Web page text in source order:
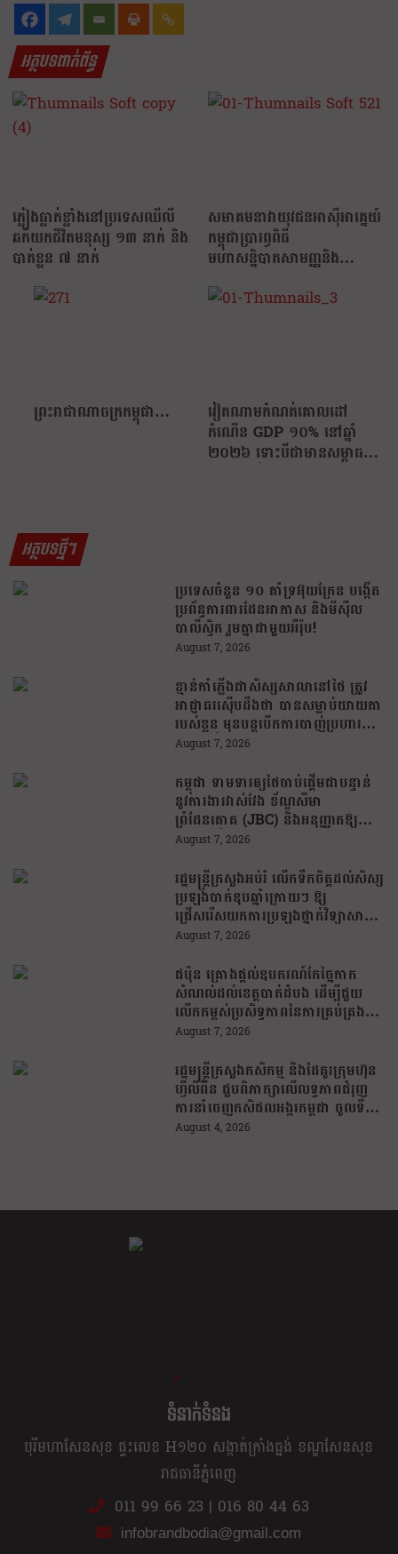
អត្ថបទពាក់ព័ន្ធ
ភ្លៀងធ្លាក់ខ្លាំងនៅប្រទេសឈីលី
ឆក់យកជីវិតមនុស្ស ១៣ នាក់ និង
បាត់ខ្លួន ៧ នាក់
សមាគមនាវាយុវជនអាស៊ីអាគ្នេយ៍
កម្ពុជាប្រារព្ធពិធី
មហាសន្និបាតសាមញ្ញនិង
បោះឆ្នោតជ្រើសរើសប្រធានស្តី្រ
ដំបូងគេ…
ព្រះរាជាណាចក្រកម្ពុជា… វៀតណាមកំណត់គោលដៅ
កំណើន GDP ១០% នៅឆ្នាំ
២០២៦ ទោះបីជាមានសម្ពាធពី
អត្ថបទថ្មីៗ
ប្រទេសចំនួន ១០ គាំទ្រអ៊ុយក្រែន បង្កើត
ប្រព័ន្ធការពារដែនអាកាស និងមីស៊ីល
បាលីស្ទិក រួមគ្នាជាមួយអឺរ៉ុប!
August 7, 2026
ខ្មាន់កាំភ្លើងជាសិស្សសាលានៅថៃ ត្រូវ
អាជ្ញាធរស៊ើបដឹងថា បានសម្លាប់យាយតា
របស់ខ្លួន មុនបន្តបើកការបាញ់ប្រហារនៅ
សាលារៀន
August 7, 2026
កម្ពុជា ទាមទារឲ្យថៃចាប់ផ្តើមជាបន្ទាន់
នូវការងារវាស់វែង ខ័ណ្ឌសីមា
ព្រំដែនគោគ (JBC) និងអនុញ្ញាតឱ្យ
ពលរដ្ឋភៀសសឹកវិលទៅលំនៅឋានវិញ
August 7, 2026
រដ្ឋមន្រ្តីក្រសួងអប់រំ លើកទឹកចិត្តដល់សិស្ស
ប្រឡងបាក់ឌុបឆ្នាំក្រោយៗ ឱ្យ
ជ្រើសរើសយកការប្រឡងថ្នាក់វិទ្យាសាស្ត្រ
ដើម្បីឆ្លើយតបទៅនឹងតម្រូវការធនធាន
August 7, 2026
ជប៉ុន គ្រោងផ្តល់ឧបករណ៍កែច្នៃកាក
សំណល់ដល់ខេត្តបាត់ដំបង ដើម្បីជួយ
លើកកម្ពស់ប្រសិទ្ធភាពនៃការគ្រប់គ្រង
សំណល់
August 7, 2026
រដ្ឋមន្រ្តីក្រសួងកសិកម្ម និងដៃគូរក្រុមហ៊ុន
ហ្វីលីពីន ជួបពិភាក្សាលើលទ្ធភាពជំរុញ
ការនាំចេញកសិផលអង្ករកម្ពុជា ចូលទី
ផ្សារហ្វីលីពីន
August 4, 2026
ខ្លឹម ខ្លី រហ័ស
ទំនាក់ទំនង
បុរីមហាសែនសុខ ផ្ទះលេខ H១២០ សង្កាត់ក្រាំងធ្នង់ ខណ្ឌសែនសុខ
រាជធានីភ្នំពេញ
011 99 66 23 | 016 80 44 63
infobrandbodia@gmail.com